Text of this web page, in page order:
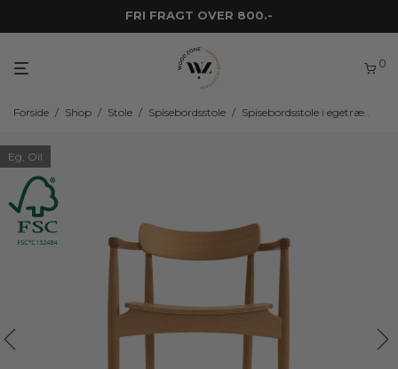
FRI FRAGT OVER 800.-
0
Forside / Shop / Stole / Spisebordsstole / Spisebordsstole i egetræ
Eg, Oil